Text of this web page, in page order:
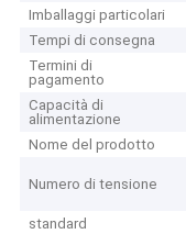
Imballaggi particolari
Tempi di consegna
Termini di
pagamento
Capacità di
alimentazione
Nome del prodotto
Numero di tensione
standard